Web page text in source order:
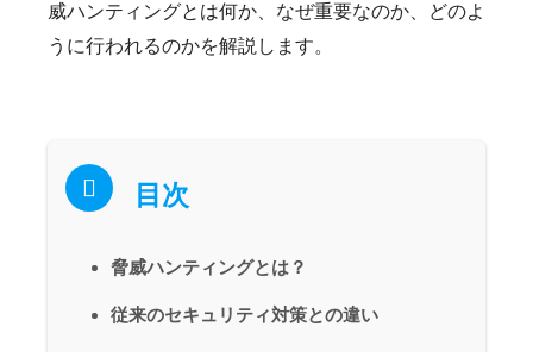
威ハンティングとは何か、なぜ重要なのか、どのよ
うに行われるのかを解説します。
目次
脅威ハンティングとは？
従来のセキュリティ対策との違い